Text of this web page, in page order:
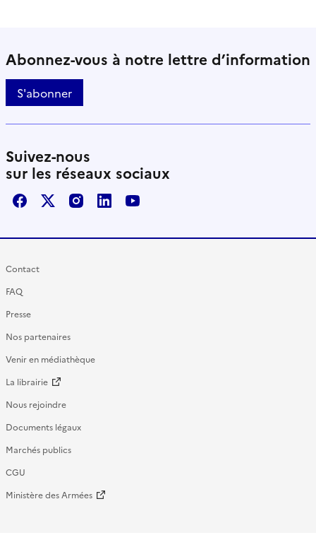
Abonnez-vous à notre lettre d’information
S'abonner
Suivez-nous
sur les réseaux sociaux
FacebookX / TwitterInstagram
LinkedInYoutube
Contact
FAQ
Presse
Nos partenaires
Venir en médiathèque
La librairie
Nous rejoindre
Documents légaux
Marchés publics
CGU
Ministère des Armées